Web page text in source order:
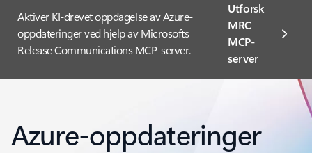
Aktiver KI-drevet oppdagelse av Azure-
oppdateringer ved hjelp av Microsofts
Release Communications MCP-server.
Utforsk
MRC
MCP-
server
Azure-oppdateringer